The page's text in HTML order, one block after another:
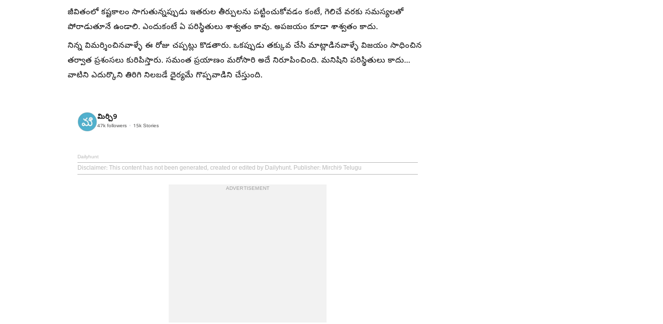
జీవితంలో కష్టకాలం సాగుతున్నప్పుడు ఇతరుల తీర్పులను పట్టించుకోవడం కంటే, గెలిచే వరకు సమస్యలతో
పోరాడుతూనే ఉండాలి. ఎందుకంటే ఏ పరిస్థితులు శాశ్వతం కావు. అపజయం కూడా శాశ్వతం కాదు.
నిన్న విమర్శించినవాళ్ళే ఈ రోజు చప్పట్లు కొడతారు. ఒకప్పుడు తక్కువ చేసి మాట్లాడినవాళ్ళే విజయం సాధించిన
తర్వాత ప్రశంసలు కురిపిస్తారు. సమంత ప్రయాణం మరోసారి అదే నిరూపించింది. మనిషిని పరిస్థితులు కాదు…
వాటిని ఎదుర్కొని తిరిగి నిలబడే ధైర్యమే గొప్పవాడిని చేస్తుంది.
మిర్చి9
47k followers 15k Stories
Dailyhunt
Disclaimer: This content has not been generated, created or edited by Dailyhunt. Publisher: Mirchi9 Telugu
ADVERTISEMENT